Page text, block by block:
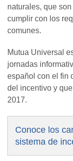
naturales, que
cumplir con los
comunes.
Mutua Universal
jornadas
español con el fin
del incentivo y
2017.
Conoce los
sistema de